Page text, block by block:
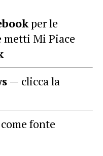
per le
metti Mi Piace
— clicca la
fonte